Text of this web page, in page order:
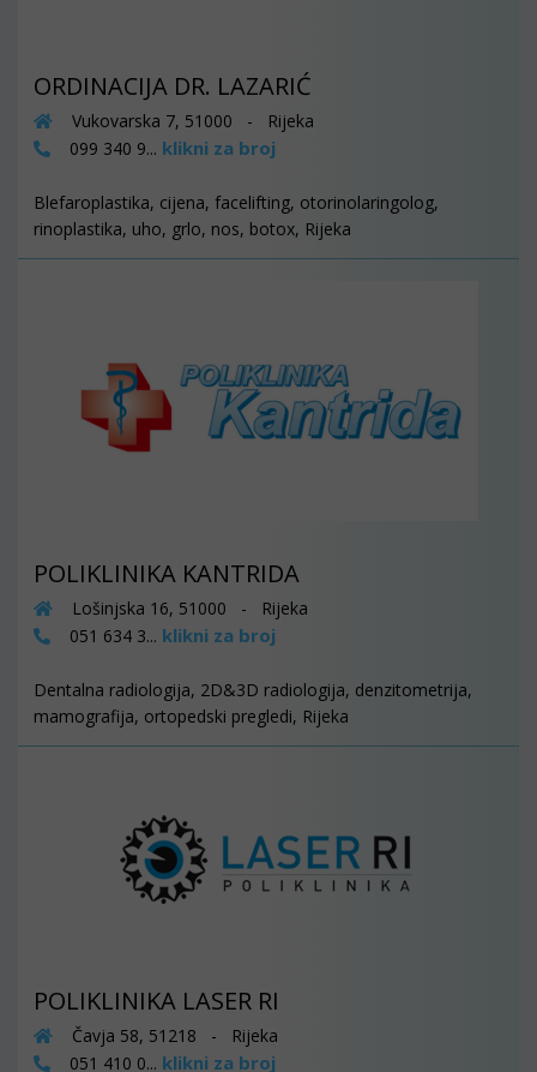
ORDINACIJA DR. LAZARIĆ
Vukovarska 7, 51000 - Rijeka
099 340 9... klikni za broj
Blefaroplastika, cijena, facelifting, otorinolaringolog,
rinoplastika, uho, grlo, nos, botox, Rijeka
POLIKLINIKA KANTRIDA
Lošinjska 16, 51000 - Rijeka
051 634 3... klikni za broj
Dentalna radiologija, 2D&3D radiologija, denzitometrija,
mamografija, ortopedski pregledi, Rijeka
POLIKLINIKA LASER RI
Čavja 58, 51218 - Rijeka
051 410 0... klikni za broj